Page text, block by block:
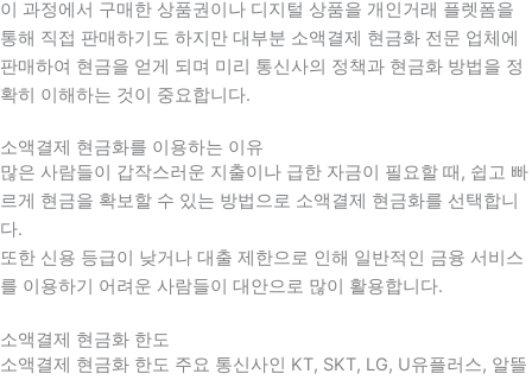
이 과정에서 구매한 상품권이나 디지털 상품을 개인거래 플렛폼을
통해 직접 판매하기도 하지만 대부분 소액결제 현금화 전문 업체에
판매하여 현금을 얻게 되며 미리 통신사의 정책과 현금화 방법을 정
확히 이해하는 것이 중요합니다.
소액결제 현금화를 이용하는 이유
많은 사람들이 갑작스러운 지출이나 급한 자금이 필요할 때 , 쉽고 빠
르게 현금을 확보할 수 있는 방법으로 소액결제 현금화를 선택합니
다.
또한 신용 등급이 낮거나 대출 제한으로 인해 일반적인 금융 서비스
를 이용하기 어려운 사람들이 대안으로 많이 활용합니다.
소액결제 현금화 한도
소액결제 현금화 한도 주요 통신사인 KT, SKT, LG, U유플러스, 알뜰